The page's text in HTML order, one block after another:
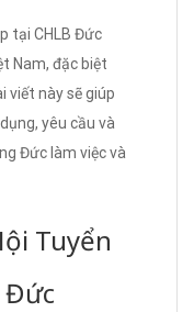
tại CHLB Đức
Nam, đặc biệt
viết này sẽ giúp
yêu cầu và
Đức làm việc và
Tuyển
Đức